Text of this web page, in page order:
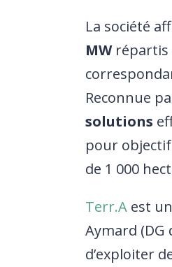
La société
MWrépartis
Reconnue
solutions
pour objectif
de 1 000
Terr.A est
Aymard (DG
d’exploiter